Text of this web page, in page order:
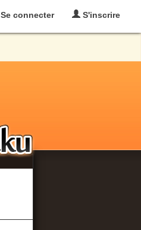
Se connecter S'inscrire